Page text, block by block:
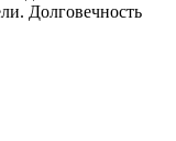
Долговечность